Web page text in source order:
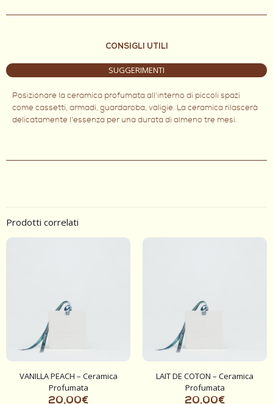
CONSIGLI UTILI
SUGGERIMENTI
Posizionare la ceramica profumata all'interno di piccoli spazi
come cassetti, armadi, guardaroba, valigie. La ceramica rilascerà
delicatamente l'essenza per una durata di almeno tre mesi.
Prodotti correlati
VANILLA PEACH – Ceramica
Profumata
20,00€
LAIT DE COTON – Ceramica
Profumata
20,00€